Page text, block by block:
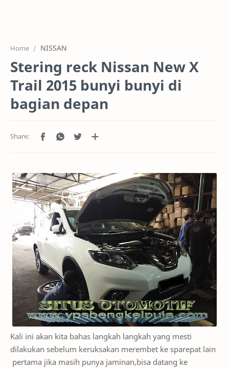
PROJEK
SYSTEM
Home NISSAN
Stering reck Nissan New X
Trail 2015 bunyi bunyi di
bagian depan
Kali ini akan kita bahas langkah langkah yang mesti
dilakukan sebelum keruksakan merembet ke sparepat lain
pertama jika masih punya jaminan,bisa datang ke